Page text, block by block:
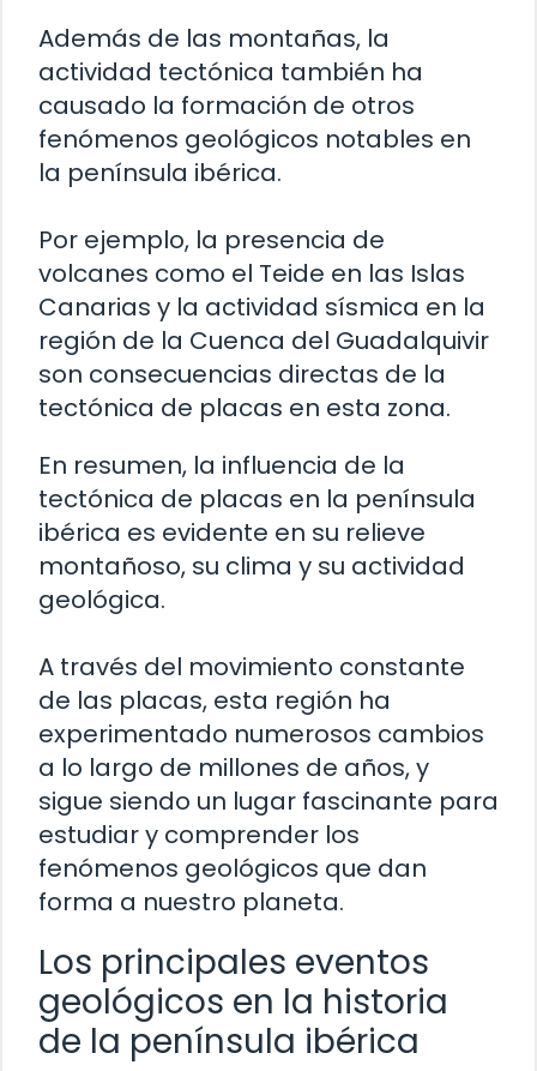
Además de las montañas, la
actividad tectónica también ha
causado la formación de otros
fenómenos geológicos notables en
la península ibérica.
Por ejemplo, la presencia de
volcanes como el Teide en las Islas
Canarias y la actividad sísmica en la
región de la Cuenca del Guadalquivir
son consecuencias directas de la
tectónica de placas en esta zona.
En resumen, la influencia de la
tectónica de placas en la península
ibérica es evidente en su relieve
montañoso, su clima y su actividad
geológica.
A través del movimiento constante
de las placas, esta región ha
experimentado numerosos cambios
a lo largo de millones de años, y
sigue siendo un lugar fascinante para
estudiar y comprender los
fenómenos geológicos que dan
forma a nuestro planeta.
Los principales eventos
geológicos en la historia
de la península ibérica